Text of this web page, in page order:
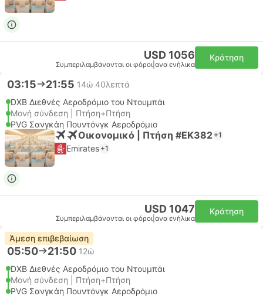
USD 1056
Συμπεριλαμβάνονται οι φόροι ανα ενήλικα
Κράτηση
03:15 21:55 14ώ 40λεπτά
DXB Διεθνές Αεροδρόμιο του Ντουμπάι
Μονή σύνδεση | Πτήση+Πτήση
PVG Σανγκάη Πουντόνγκ Αεροδρόμιο
Οικονομικό | Πτήση #EK382 +1
Emirates +1
USD 1047
Συμπεριλαμβάνονται οι φόροι ανα ενήλικα
Κράτηση
Άμεση επιβεβαίωση
05:50 21:50 12ώ
DXB Διεθνές Αεροδρόμιο του Ντουμπάι
Μονή σύνδεση | Πτήση+Πτήση
PVG Σανγκάη Πουντόνγκ Αεροδρόμιο